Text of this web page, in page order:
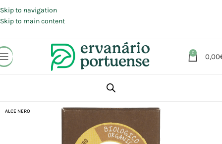
Skip to navigation
Skip to main content
0 0,00
Chocolates | Rebuçados | Pastilhas elásticas
ALCE NERO